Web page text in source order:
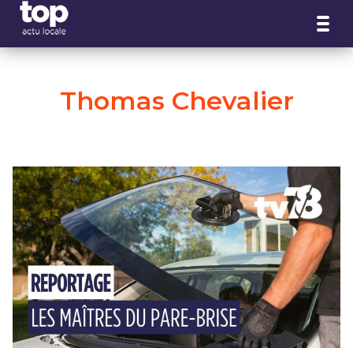
Thomas Chevalier
Panneau de gestion des cookies